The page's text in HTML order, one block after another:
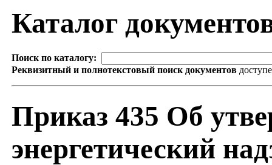
Каталог
Поиск по каталогу:
Реквизитный и полнотекстовый поиск документов
Приказ 435 Об
энергетический